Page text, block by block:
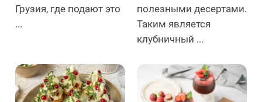
Грузия, где подают это
...
полезными десертами.
Таким является
клубничный ...